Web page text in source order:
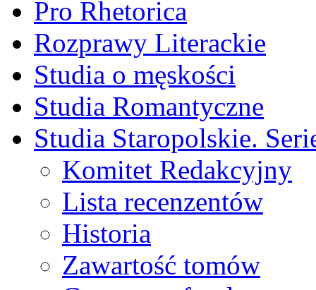
Pro Rhetorica
Rozprawy Literackie
Studia o męskości
Studia Romantyczne
Studia Staropolskie.
Komitet Redakcyjny
Lista recenzentów
Historia
Zawartość tomów